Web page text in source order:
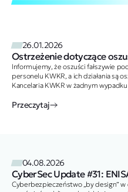
26.01.2026
Ostrzeżenie dotyczące
Informujemy, że oszuści fałszywie
personelu KWKR, a ich działania są
Kancelaria KWKR w żadnym
adresów e-mail…
Przeczytaj
04.08.2026
CyberSec Update #31:
Cyberbezpieczeństwo „by design”